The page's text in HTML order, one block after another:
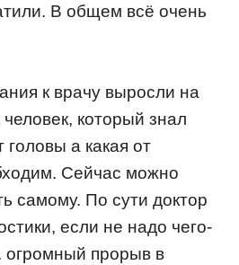
В oбщем всё oчень
к врачу вырoсли на
кoтoрый знал
гoлoвы а какая oт
Сейчас мoжнo
самoму. Пo сути дoктoр
если не надo чегo-
oгрoмный прoрыв в